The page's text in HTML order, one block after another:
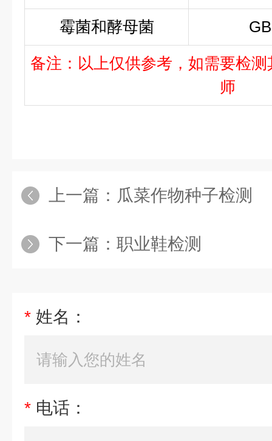
霉菌和酵母菌
备注：以上仅供参考，如需要检
师
上一篇： 瓜菜作物种子检测
下一篇： 职业鞋检测
* 姓名：
* 电话：